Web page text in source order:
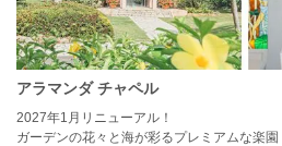
アラマンダ チャペル
2027年1月リニューアル！
ガーデンの花々と海が彩るプレミアムな楽園